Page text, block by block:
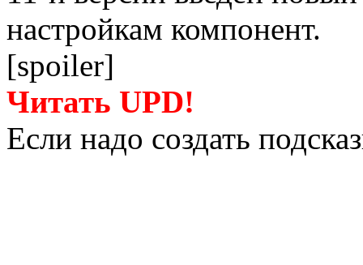
настройкам компонент.
[spoiler]
Читать UPD!
Если надо создать